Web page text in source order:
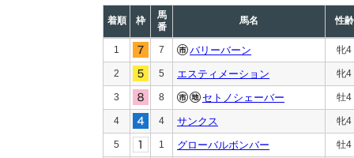
着順 枠
馬
番
馬名 性齢
1 7 バリーバーン 牝4
2 5 エスティメーション 牝4
3 8 セトノシェーバー 牡4
4 4 サンクス 牝4
5 1 グローバルボンバー 牡4